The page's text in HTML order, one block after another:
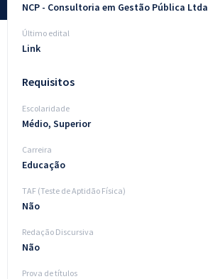
NCP - Consultoria em Gestão Pública Ltda
Último edital
Link
Requisitos
Escolaridade
Médio, Superior
Carreira
Educação
TAF (Teste de Aptidão Física)
Não
Redação Discursiva
Não
Prova de títulos